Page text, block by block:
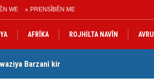
WE PRENSÎBÊN ME
AFRÎKA ROJHİLTA NAVÎN
Barzanî kir
Kerkûkê Muhammed Saman